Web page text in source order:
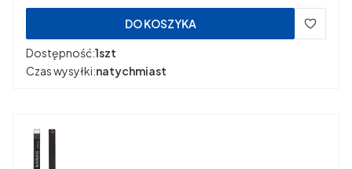
DO KOSZYKA
Dostępność:1szt
Czas wysyłki:natychmiast